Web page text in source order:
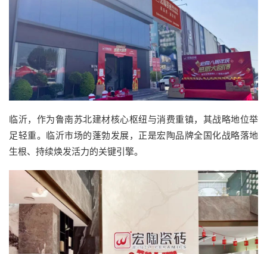
临沂，作为鲁南苏北建材核心枢纽与消费重镇，其战略地位举
足轻重。临沂市场的蓬勃发展，正是宏陶品牌全国化战略落地
生根、持续焕发活力的关键引擎。